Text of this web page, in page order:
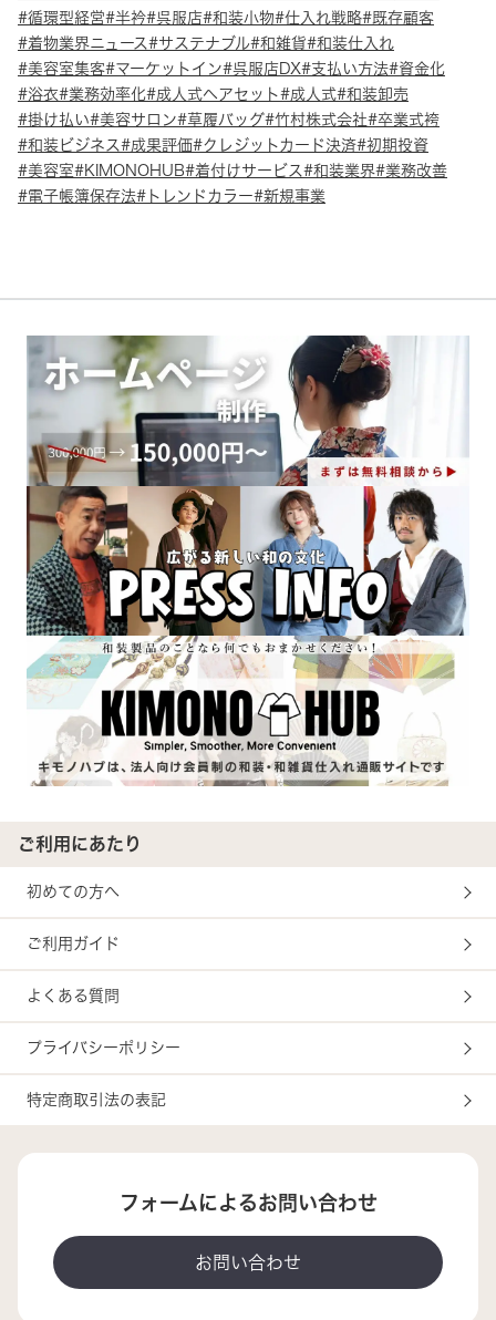
循環型経営
半衿 呉服店 和装小物 仕入れ戦略
既存顧客
着物業界ニュース
サステナブル 和雑貨
和装仕入れ
美容室集客
マーケットイン 呉服店DX 支払い方法
資金化
浴衣
業務効率化 成人式ヘアセット 成人式
和装卸売
掛け払い
美容サロン 草履バッグ 竹村株式会社
卒業式袴
和装ビジネス
成果評価 クレジットカード決済
初期投資
美容室
KIMONOHUB 着付けサービス 和装業界
業務改善
電子帳簿保存法
トレンドカラー 新規事業
ご利用にあたり
初めての方へ
ご利用ガイド
よくある質問
プライバシーポリシー
特定商取引法の表記
フォームによるお問い合わせ
お問い合わせ